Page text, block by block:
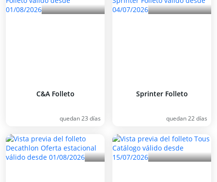
C&A Folleto
quedan 23 días
Sprinter Folleto
quedan 22 días